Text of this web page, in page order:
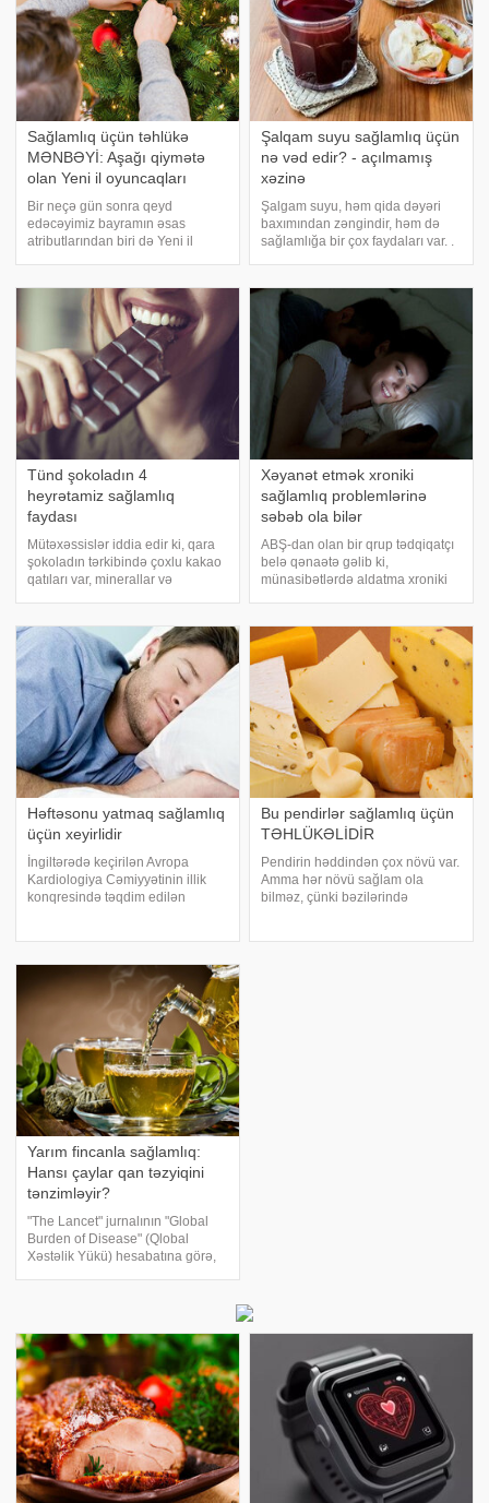
Sağlamlıq üçün təhlükə
MƏNBƏYİ: Aşağı qiymətə
olan Yeni il oyuncaqları
Bir neçə gün sonra qeyd
edəcəyimiz bayramın əsas
atributlarından biri də Yeni il
yarmarkalarda müxtəlif ölçüdə,
formada istənilən oyuncağı əldə
etmək mümkündür
Şalqam suyu sağlamlıq üçün
nə vəd edir? - açılmamış
xəzinə
Şalgam suyu, həm qida dəyəri
baxımından zəngindir, həm də
sağlamlığa bir çox faydaları var. .
əvəzsiz faydalarını təqdim edir:.
Həzm Sistemini Dəstəkləyir:
Tünd şokoladın 4
heyrətamiz sağlamlıq
faydası
Mütəxəssislər iddia edir ki, qara
şokoladın tərkibində çoxlu kakao
qatıları var, minerallar və
qara şokoladın çoxlarının
bilmədiyi faydaları var. Onlar
Xəyanət etmək xroniki
sağlamlıq problemlərinə
səbəb ola bilər
ABŞ-dan olan bir qrup tədqiqatçı
belə qənaətə gəlib ki,
münasibətlərdə aldatma xroniki
barədə "Inside Edition" məlumat
yayıb. Son araşdırma
Həftəsonu yatmaq sağlamlıq
üçün xeyirlidir
İngiltərədə keçirilən Avropa
Kardiologiya Cəmiyyətinin illik
konqresində təqdim edilən
insanlarda ürək xəstəliyinə
tutulma risk
Bu pendirlər sağlamlıq üçün
TƏHLÜKƏLİDİR
Pendirin həddindən çox növü var.
Amma hər növü sağlam ola
bilməz, çünki bəzilərində
Yarım fincanla sağlamlıq:
Hansı çaylar qan təzyiqini
tənzimləyir?
"The Lancet" jurnalının "Global
Burden of Disease" (Qlobal
Xəstəlik Yükü) hesabatına görə,